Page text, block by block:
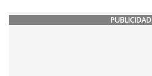
PUBLICIDAD